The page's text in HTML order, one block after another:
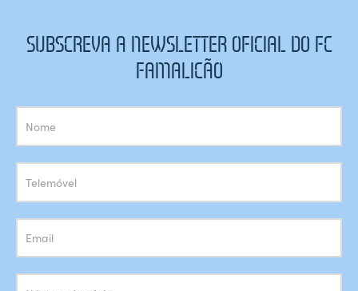
SUBSCREVA A NEWSLETTER OFICIAL DO FC
FAMALICÃO
Subscrição
Newsletter